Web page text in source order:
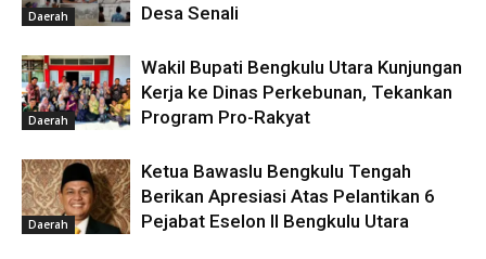
Daerah
Desa Senali
Daerah
Wakil Bupati Bengkulu Utara Kunjungan
Kerja ke Dinas Perkebunan, Tekankan
Program Pro-Rakyat
Daerah
Ketua Bawaslu Bengkulu Tengah
Berikan Apresiasi Atas Pelantikan 6
Pejabat Eselon II Bengkulu Utara